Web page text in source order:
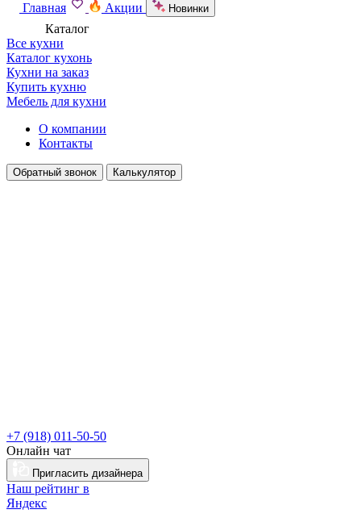
Главная Акции Новинки
Каталог
Все кухни
Каталог кухонь
Кухни на заказ
Купить кухню
Мебель для кухни
О компании
Контакты
Обратный звонок Калькулятор
+7 (918) 011-50-50
Онлайн чат
Пригласить дизайнера
Наш рейтинг в
Яндекс